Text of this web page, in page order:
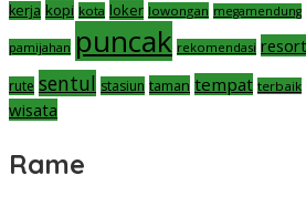
kerja kopi kota loker lowongan megamendung
pamijahan puncak rekomendasi resort
rute sentul stasiun taman tempat terbaik
wisata
Rame